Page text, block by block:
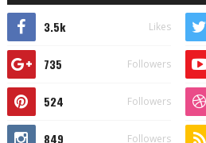
3.5k Likes
735 Followers
524 Followers
849 Followers